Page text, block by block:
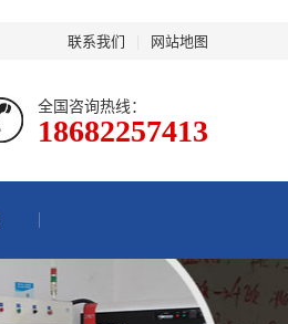
联系我们 网站地图
全国咨询热线：
18682257413